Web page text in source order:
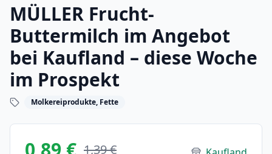
MÜLLER Frucht-
Buttermilch im Angebot
bei Kaufland – diese Woche
im Prospekt
Molkereiprodukte, Fette
1,39 €